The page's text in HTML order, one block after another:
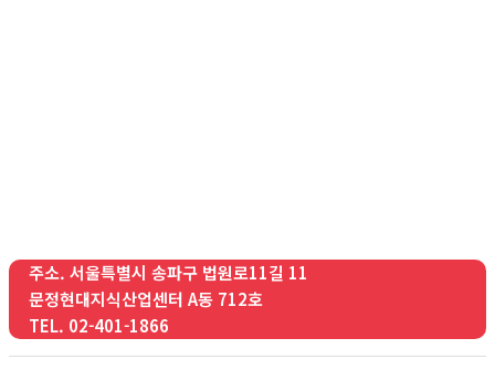
주소. 서울특별시 송파구 법원로11길 11
문정현대지식산업센터 A동 712호
TEL. 02-401-1866